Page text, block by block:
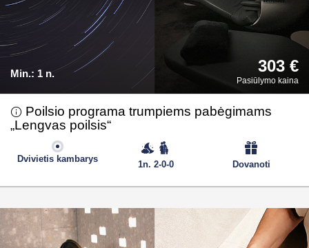
Min.: 1 n. 303 €
Pasiūlymo kaina
Poilsio programa trumpiems pabėgimams
„Lengvas poilsis“
Dovanoti
Dvivietis kambarys
1n. 2-0-0